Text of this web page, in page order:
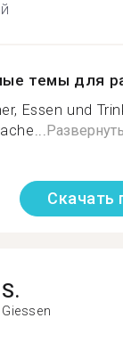
темы для
Essen und
Развернуть
Скачать
S.
Giessen